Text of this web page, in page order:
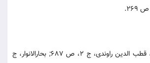
15) الخرائج و الجرائح، قطب الدین راوندی، ج 2، ص 687; بحارالانوار، ج